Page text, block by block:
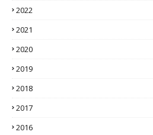
2022
2021
2020
2019
2018
2017
2016